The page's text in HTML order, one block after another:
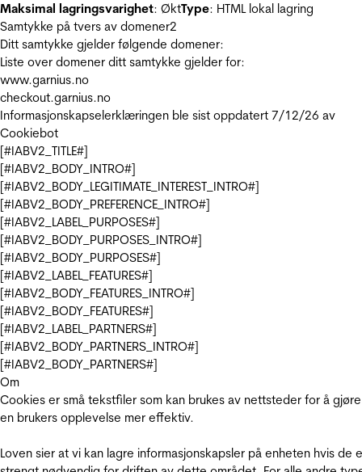
Maksimal lagringsvarighet: ØktType: HTML lokal lagring
Samtykke på tvers av domener2
Ditt samtykke gjelder følgende domener:
Liste over domener ditt samtykke gjelder for:
www.garnius.no
checkout.garnius.no
Informasjonskapselerklæringen ble sist oppdatert 7/12/26 av
Cookiebot
[#IABV2_TITLE#]
[#IABV2_BODY_INTRO#]
[#IABV2_BODY_LEGITIMATE_INTEREST_INTRO#]
[#IABV2_BODY_PREFERENCE_INTRO#]
[#IABV2_LABEL_PURPOSES#]
[#IABV2_BODY_PURPOSES_INTRO#]
[#IABV2_BODY_PURPOSES#]
[#IABV2_LABEL_FEATURES#]
[#IABV2_BODY_FEATURES_INTRO#]
[#IABV2_BODY_FEATURES#]
[#IABV2_LABEL_PARTNERS#]
[#IABV2_BODY_PARTNERS_INTRO#]
[#IABV2_BODY_PARTNERS#]
Om
Cookies er små tekstfiler som kan brukes av nettsteder for å gjøre
en brukers opplevelse mer effektiv.
Loven sier at vi kan lagre informasjonskapsler på enheten hvis de